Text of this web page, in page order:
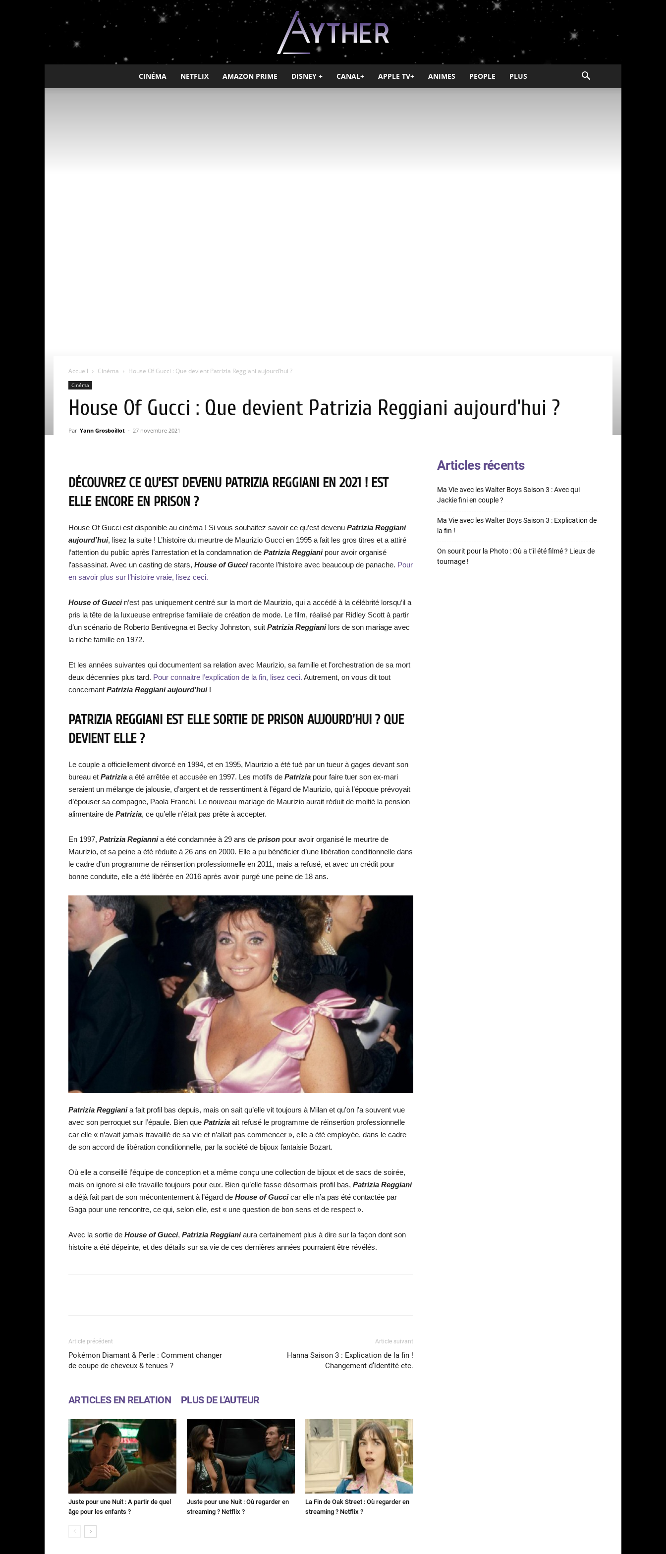
Ayther
CINÉMA NETFLIX AMAZON PRIME DISNEY + CANAL+ APPLE TV+ ANIMES PEOPLE PLUS
Accueil Cinéma House Of Gucci : Que devient Patrizia Reggiani aujourd’hui ?
Cinéma
House Of Gucci : Que devient Patrizia Reggiani aujourd’hui ?
Par Yann Grosboillot - 27 novembre 2021
DÉCOUVREZ CE QU’EST DEVENU PATRIZIA REGGIANI EN 2021 ! EST
ELLE ENCORE EN PRISON ?
House Of Gucci est disponible au cinéma ! Si vous souhaitez savoir ce qu’est devenu Patrizia Reggiani
aujourd’hui, lisez la suite ! L’histoire du meurtre de Maurizio Gucci en 1995 a fait les gros titres et a attiré
l’attention du public après l’arrestation et la condamnation de Patrizia Reggiani pour avoir organisé
l’assassinat. Avec un casting de stars, House of Gucci raconte l’histoire avec beaucoup de panache. Pour
en savoir plus sur l’histoire vraie, lisez ceci.
House of Gucci n’est pas uniquement centré sur la mort de Maurizio, qui a accédé à la célébrité lorsqu’il a
pris la tête de la luxueuse entreprise familiale de création de mode. Le film, réalisé par Ridley Scott à partir
d’un scénario de Roberto Bentivegna et Becky Johnston, suit Patrizia Reggianilors de son mariage avec
la riche famille en 1972.
Et les années suivantes qui documentent sa relation avec Maurizio, sa famille et l’orchestration de sa mort
deux décennies plus tard. Pour connaitre l’explication de la fin, lisez ceci. Autrement, on vous dit tout
concernant Patrizia Reggiani aujourd’hui !
PATRIZIA REGGIANI EST ELLE SORTIE DE PRISON AUJOURD’HUI ? QUE
DEVIENT ELLE ?
Le couple a officiellement divorcé en 1994, et en 1995, Maurizio a été tué par un tueur à gages devant son
bureau et Patrizia a été arrêtée et accusée en 1997. Les motifs de Patrizia pour faire tuer son ex-mari
seraient un mélange de jalousie, d’argent et de ressentiment à l’égard de Maurizio, qui à l’époque prévoyait
d’épouser sa compagne, Paola Franchi. Le nouveau mariage de Maurizio aurait réduit de moitié la pension
alimentaire de Patrizia, ce qu’elle n’était pas prête à accepter.
En 1997, Patrizia Regiannia été condamnée à 29 ans de prison pour avoir organisé le meurtre de
Maurizio, et sa peine a été réduite à 26 ans en 2000. Elle a pu bénéficier d’une libération conditionnelle dans
le cadre d’un programme de réinsertion professionnelle en 2011, mais a refusé, et avec un crédit pour
bonne conduite, elle a été libérée en 2016 après avoir purgé une peine de 18 ans.
Patrizia Reggiania fait profil bas depuis, mais on sait qu’elle vit toujours à Milan et qu’on l’a souvent vue
avec son perroquet sur l’épaule. Bien que Patrizia ait refusé le programme de réinsertion professionnelle
car elle « n’avait jamais travaillé de sa vie et n’allait pas commencer », elle a été employée, dans le cadre
de son accord de libération conditionnelle, par la société de bijoux fantaisie Bozart.
Où elle a conseillé l’équipe de conception et a même conçu une collection de bijoux et de sacs de soirée,
mais on ignore si elle travaille toujours pour eux. Bien qu’elle fasse désormais profil bas, Patrizia Reggiani
a déjà fait part de son mécontentement à l’égard de House of Guccicar elle n’a pas été contactée par
Gaga pour une rencontre, ce qui, selon elle, est « une question de bon sens et de respect ».
Avec la sortie de House of Gucci, Patrizia Reggianiaura certainement plus à dire sur la façon dont son
histoire a été dépeinte, et des détails sur sa vie de ces dernières années pourraient être révélés.
Article précédent
Pokémon Diamant & Perle : Comment changer
de coupe de cheveux & tenues ?
Article suivant
Hanna Saison 3 : Explication de la fin !
Changement d’identité etc.
ARTICLES EN RELATION PLUS DE L'AUTEUR
Juste pour une Nuit : A partir de quel
âge pour les enfants ?
Juste pour une Nuit : Où regarder en
streaming ? Netflix ?
La Fin de Oak Street : Où regarder en
streaming ? Netflix ?
Articles récents
Ma Vie avec les Walter Boys Saison 3 : Avec qui
Jackie fini en couple ?
Ma Vie avec les Walter Boys Saison 3 : Explication de
la fin !
On sourit pour la Photo : Où a t’il été filmé ? Lieux de
tournage !